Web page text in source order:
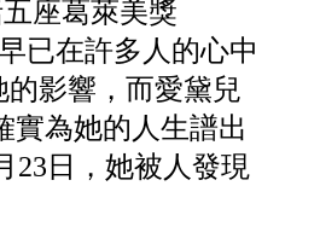
座葛萊美獎
已在許多人的心中
的影響，而愛黛兒
實為她的人生譜出
23日，她被人發現